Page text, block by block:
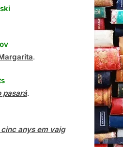
.
pasará.
anys em vaig